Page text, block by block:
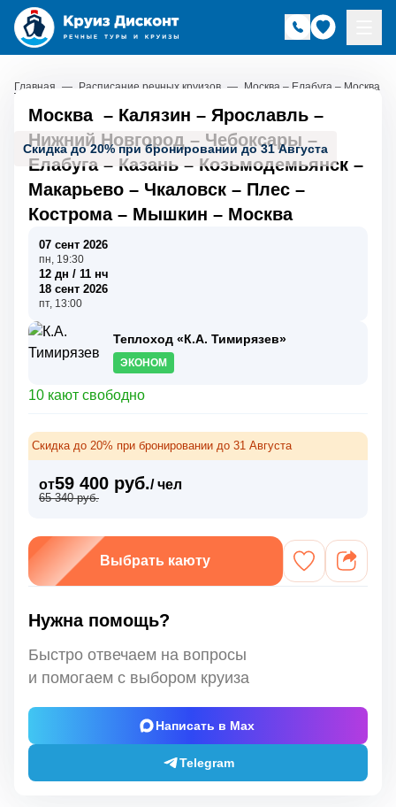
Главная — Расписание речных круизов — Москва – Елабуга – Москва
Скидка до 20% при бронировании до 31 Августа
Москва – Калязин – Ярославль –
Нижний Новгород – Чебоксары –
Елабуга– Казань – Козьмодемьянск –
Макарьево – Чкаловск – Плес –
Кострома– Мышкин – Москва
07 сент 2026
пн, 19:30
12 дн / 11 нч
18 сент 2026
пт, 13:00
Теплоход «К.А. Тимирязев»
ЭКОНОМ
10 кают свободно
Скидка до 20% при бронировании до 31 Августа
от59 400 руб./ чел
65 340 руб.
Выбрать каюту
Нужна помощь?
Быстро отвечаем на вопросы
и помогаем с выбором круиза
Написать в Max
Telegram